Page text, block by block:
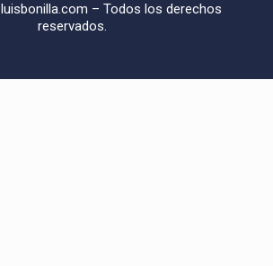
luisbonilla.com – Todos los derechos
reservados.